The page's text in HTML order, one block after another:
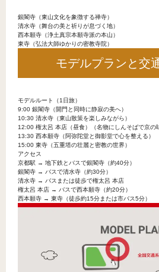
銀閣寺（東山文化を象徴する禅寺）
清水寺（舞台の美と祈りが息づく地）
西本願寺（浄土真宗本願寺派の本山）
東寺（弘法大師ゆかりの密教寺院）
モデルプランと交
モデルルート（1日旅）
9:00 銀閣寺（開門と同時に静寂の美へ）
10:30 清水寺（東山散策を楽しみながら）
12:00 権太呂 本店（昼食）（名物にしんそばで京の
13:30 西本願寺（阿弥陀堂と御影堂で心を整える）
15:00 東寺（五重塔の壮麗と密教の世界）
アクセス
京都駅 → 地下鉄とバスで銀閣寺（約40分）
銀閣寺 → バスで清水寺（約30分）
清水寺 → バスまたは徒歩で権太呂 本店
権太呂 本店 → バスで西本願寺（約20分）
西本願寺 → 東寺（徒歩約15分または市バス5分）